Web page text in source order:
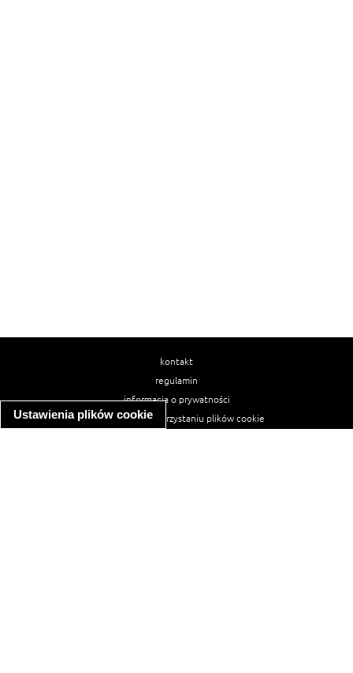
Ustawienia plików cookie
kontakt
regulamin
informacja o prywatności
informacja o wykorzystaniu plików cookie